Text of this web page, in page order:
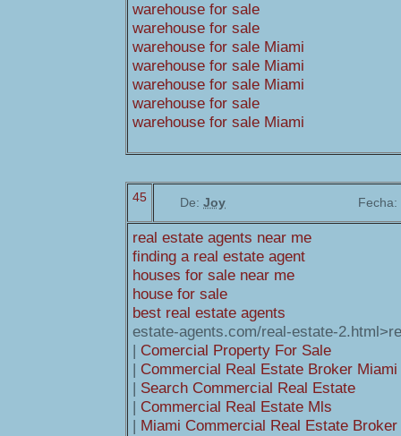
warehouse for sale
warehouse for sale
warehouse for sale Miami
warehouse for sale Miami
warehouse for sale Miami
warehouse for sale
warehouse for sale Miami
45 De: Joy Fecha:
real estate agents near me
finding a real estate agent
houses for sale near me
house for sale
best real estate agents
estate-agents.com/real-estate-
Comercial Property For Sale
Commercial Real Estate Broker Miami
Search Commercial Real Estate
Commercial Real Estate Mls
Miami Commercial Real Estate Broker